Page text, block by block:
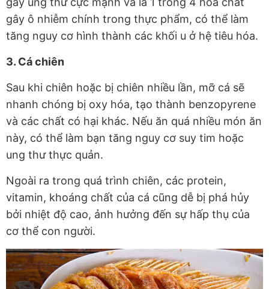
gây ô nhiễm chính trong thực phẩm, có thể làm
tăng nguy cơ hình thành các khối u ở hệ tiêu hóa.
3. Cá chiên
Sau khi chiên hoặc bị chiên nhiều lần, mỡ cá sẽ
nhanh chóng bị oxy hóa, tạo thành benzopyrene
và các chất có hại khác. Nếu ăn quá nhiều món ăn
này, có thể làm bạn tăng nguy cơ suy tim hoặc
ung thư thực quản.
Ngoài ra trong quá trình chiên, các protein,
vitamin, khoáng chất của cá cũng dễ bị phá hủy
bởi nhiệt độ cao, ảnh hưởng đến sự hấp thụ của
cơ thể con người.